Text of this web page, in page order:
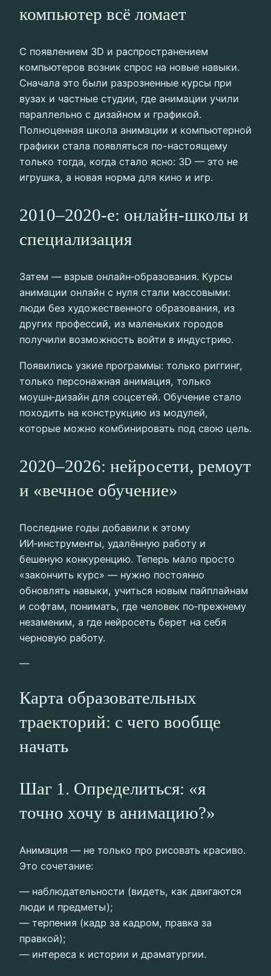
компьютер всё ломает
С появлением 3D и распространением
компьютеров возник спрос на новые навыки.
Сначала это были разрозненные курсы при
вузах и частные студии, где анимации учили
параллельно с дизайном и графикой.
Полноценная школа анимации и компьютерной
графики стала появляться по-настоящему
только тогда, когда стало ясно: 3D — это не
игрушка, а новая норма для кино и игр.
2010–2020-е: онлайн-школы и
специализация
Затем — взрыв онлайн‑образования. Курсы
анимации онлайн с нуля стали массовыми:
люди без художественного образования, из
других профессий, из маленьких городов
получили возможность войти в индустрию.
Появились узкие программы: только риггинг,
только персонажная анимация, только
моушн‑дизайн для соцсетей. Обучение стало
походить на конструкцию из модулей,
которые можно комбинировать под свою цель.
2020–2026: нейросети, ремоут
и «вечное обучение»
Последние годы добавили к этому
ИИ‑инструменты, удалённую работу и
бешеную конкуренцию. Теперь мало просто
«закончить курс» — нужно постоянно
обновлять навыки, учиться новым пайплайнам
и софтам, понимать, где человек по‑прежнему
незаменим, а где нейросеть берет на себя
черновую работу.
—
Карта образовательных
траекторий: с чего вообще
начать
Шаг 1. Определиться: «я
точно хочу в анимацию?»
Анимация — не только про рисовать красиво.
Это сочетание:
— наблюдательности (видеть, как двигаются
люди и предметы);
— терпения (кадр за кадром, правка за
правкой);
— интереса к истории и драматургии.